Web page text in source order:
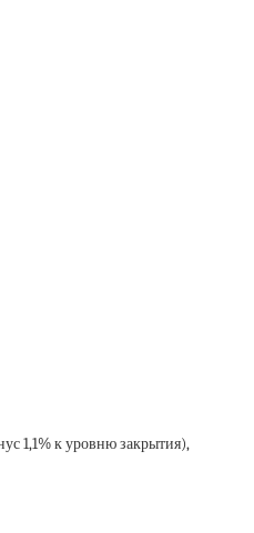
1,1% к уровню закрытия),